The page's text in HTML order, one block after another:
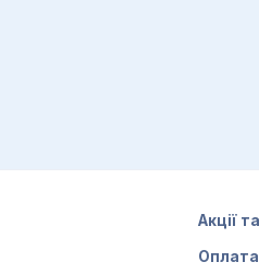
Акції
Оплата